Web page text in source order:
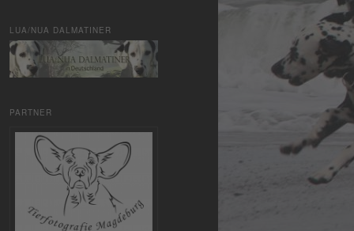
LUA/NUA DALMATINER
PARTNER